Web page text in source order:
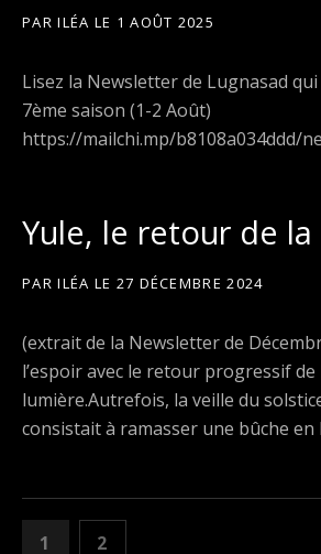
PARILÉA LE 1 AOÛT 2025
Lisez la Newsletter de Lugnasad
7ème saison (1-2 Août)
https://mailchi.mp/b8108a034ddd/
Yule, le retour de
PARILÉA LE 27 DÉCEMBRE 2024
(extrait de la Newsletter de
l’espoir avec le retour progressif de
lumière.Autrefois, la veille du
consistait à ramasser une bûche en
PAGINATION DES
PAGE
1 PAGE
2